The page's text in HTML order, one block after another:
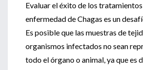
Evaluar el éxito de los tratamientos
enfermedad de Chagas es un
Es posible que las muestras de
organismos infectados no sean
todo el órgano o animal, ya que es